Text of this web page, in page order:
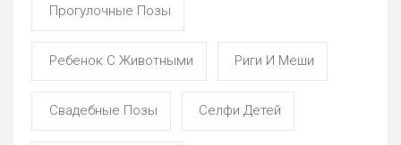
Прогулочные Позы
Ребенок С Животными Риги И Меши
Свадебные Позы Селфи Детей